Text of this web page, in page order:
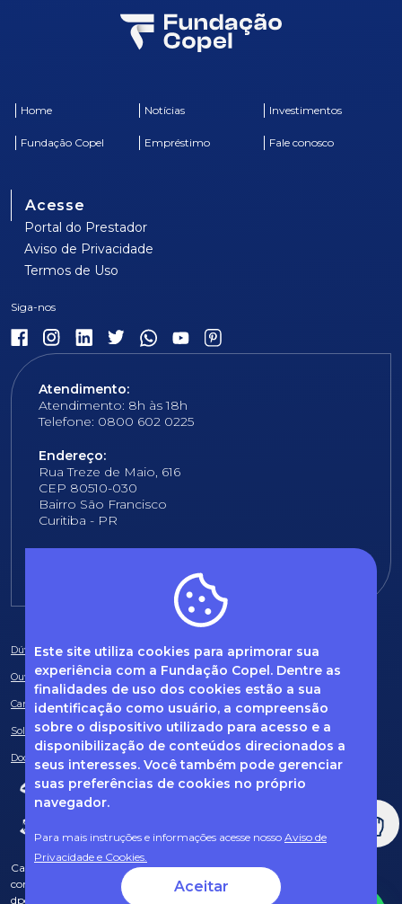
Este site utiliza cookies para aprimorar sua
experiência com a Fundação Copel. Dentre as
finalidades de uso dos cookies estão a sua
identificação como usuário, a compreensão
sobre o dispositivo utilizado para acesso e a
disponibilização de conteúdos direcionados a
seus interesses. Você também pode gerenciar
suas preferências de cookies no próprio
navegador.
Para mais instruções e informações acesse nosso Aviso de
Privacidade e Cookies.
Aceitar
Home Notícias Investimentos
Fundação Copel Empréstimo Fale conosco
Acesse
Portal do Prestador
Aviso de Privacidade
Termos de Uso
Atendimento:
Atendimento: 8h às 18h
Telefone: 0800 602 0225
Endereço:
Rua Treze de Maio, 616
CEP 80510-030
Bairro São Francisco
Curitiba - PR
Dúvidas frequentes
Ouvidoria
Canal de Denúncias
Solicitação de informações
Documentos obrigatórios
Caso tenha dúvidas sobre Privacidade de Dados e LGPD, entre em
contato com o nosso DPO (encarregado de dados) via e-mail:
dpo@fcopel.org.br